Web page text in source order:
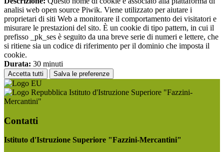
analisi web open source Piwik. Viene utilizzato per aiutare i
proprietari di siti Web a monitorare il comportamento dei visitatori e
misurare le prestazioni del sito. È un cookie di tipo pattern, in cui il
prefisso _pk_ses è seguito da una breve serie di numeri e lettere, che
si ritiene sia un codice di riferimento per il dominio che imposta il
cookie.
Durata: 30 minuti
Accetta tutti Salva le preferenze
Istituto d'Istruzione Superiore "Fazzini-
Mercantini"
Contatti
Istituto d'Istruzione Superiore "Fazzini-Mercantini"